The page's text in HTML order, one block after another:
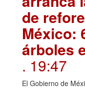
de
México:
árboles
. 19:47
El Gobierno de